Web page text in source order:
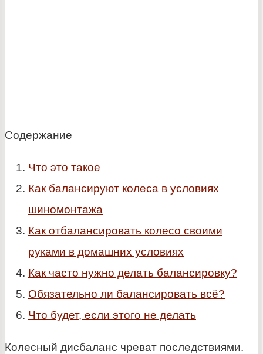
Содержание
Что это такое
Как балансируют колеса в условиях
шиномонтажа
Как отбалансировать колесо своими
руками в домашних условиях
Как часто нужно делать балансировку?
Обязательно ли балансировать всё?
Что будет, если этого не делать
Колесный дисбаланс чреват последствиями.